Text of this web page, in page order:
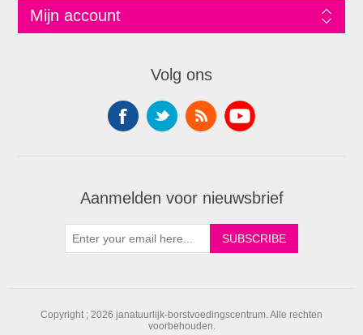
Mijn account
Volg ons
Aanmelden voor nieuwsbrief
Copyright ; 2026 janatuurlijk-borstvoedingscentrum. Alle rechten
voorbehouden.